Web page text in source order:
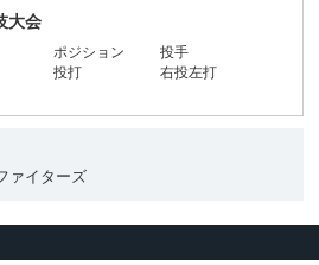
大会
ポジション
投手
投打
右投左打
ァイターズ